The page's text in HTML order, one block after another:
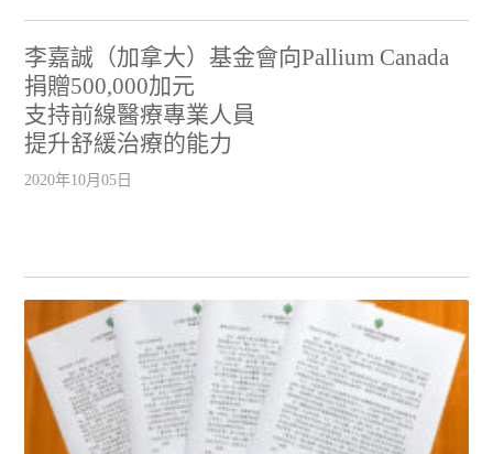
李嘉誠（加拿大）基金會向Pallium Canada
捐贈500,000加元
支持前線醫療專業人員
提升舒緩治療的能力
2020年10月05日